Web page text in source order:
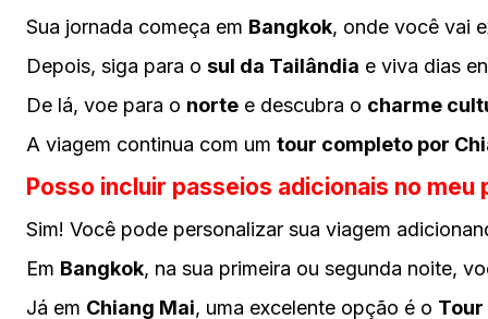
Sua jornada começa em Bangkok, onde você vai
Depois, siga para o sul da Tailândia e viva dias
De lá, voe para o norte e descubra o charme
A viagem continua com um tour completo por
Posso incluir passeios adicionais no meu
Sim! Você pode personalizar sua viagem
Em Bangkok, na sua primeira ou segunda noite,
Já em Chiang Mai, uma excelente opção é o Tour